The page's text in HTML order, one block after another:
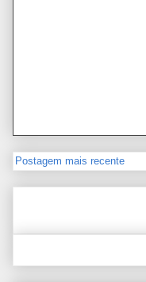
Postagem mais recente